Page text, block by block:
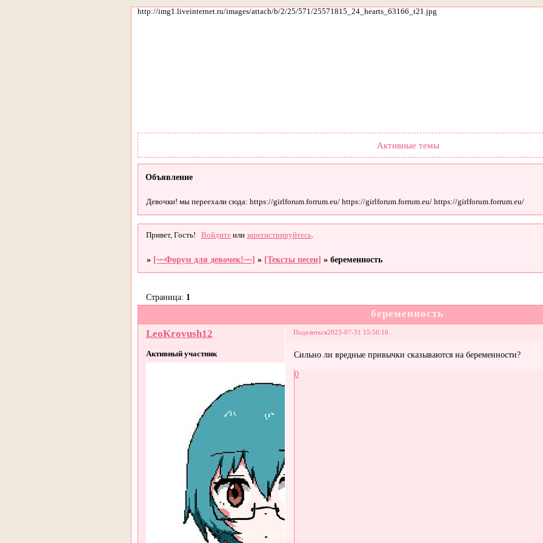
http://img1.liveinternet.ru/images/attach/b/2/25/571/25571815_24_hearts_63166_t21.jpg
Активные темы
Объявление
Девочки! мы переехали сюда: https://girlforum.forrum.eu/ https://girlforum.forrum.eu/ https://girlforum.forrum.eu/
Привет, Гость! Войдите илизарегистрируйтесь
» [~~Форум для девочек!~~] » [Тексты песен] »беременность
беременность
Страница: 1
Поделиться2023-07-31 15:56:16
LeoKrovush12
Активный участник Сильно ли вредные привычки сказываются на беременности?
0